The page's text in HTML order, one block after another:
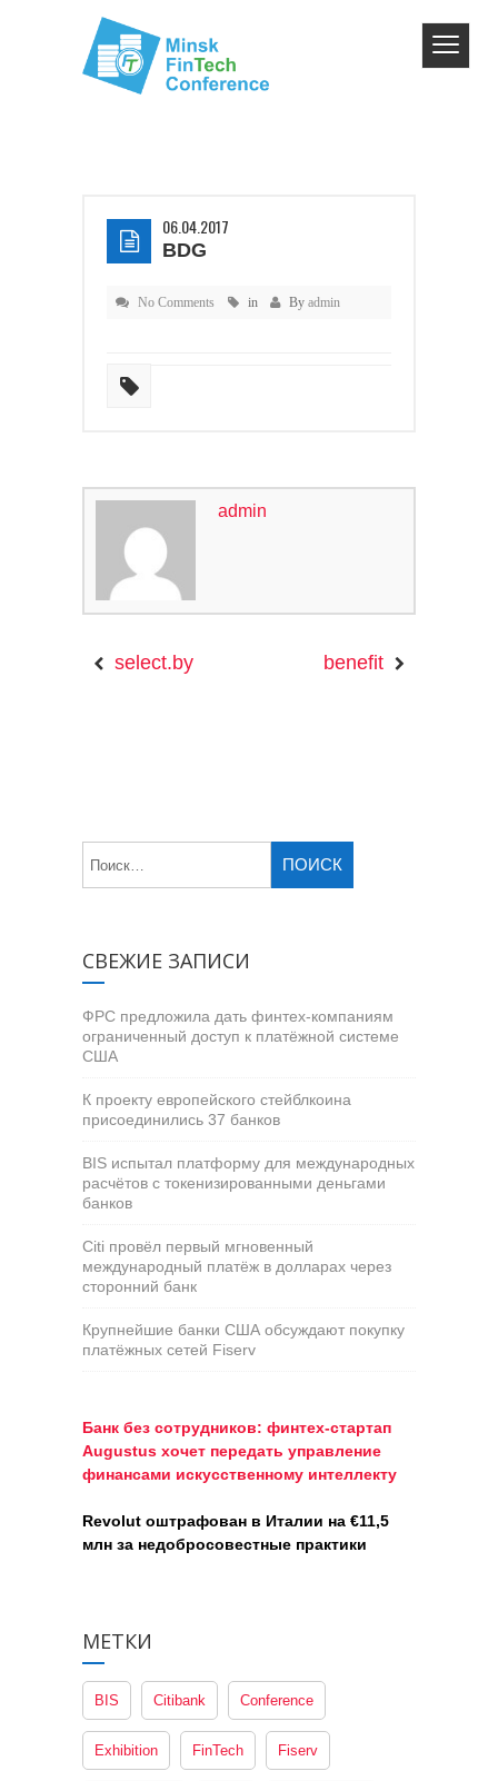
06.04.2017
BDG
No Comments in By admin
admin
select.by benefit
СВЕЖИЕ ЗАПИСИ
ФРС предложила дать финтех-компаниям
ограниченный доступ к платёжной системе
США
К проекту европейского стейблкоина
присоединились 37 банков
BIS испытал платформу для международных
расчётов с токенизированными деньгами
банков
Citi провёл первый мгновенный
международный платёж в долларах через
сторонний банк
Крупнейшие банки США обсуждают покупку
платёжных сетей Fiserv
Банк без сотрудников: финтех-стартап
Augustus хочет передать управление
финансами искусственному интеллекту
Revolut оштрафован в Италии на €11,5
млн за недобросовестные практики
МЕТКИ
BIS Citibank Conference
Exhibition FinTech Fiserv